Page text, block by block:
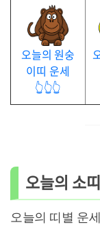
오늘의 원숭
이띠 운세
👆👆👆
오늘의 소
오늘의 띠별 운